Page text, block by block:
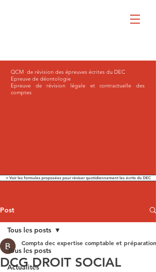
QCM de révision des épreuves écrites du DEC
Epreuve de déontologie
Epreuve de révision légale et contractuelle des
comptes
> Voir les formules proposées pour réviser quotidiennement les écrits du DEC
Post
Tous les posts
Actualités
Tous les posts
DCG DROIT SOCIAL
Compta dec expertise comptable et préparation